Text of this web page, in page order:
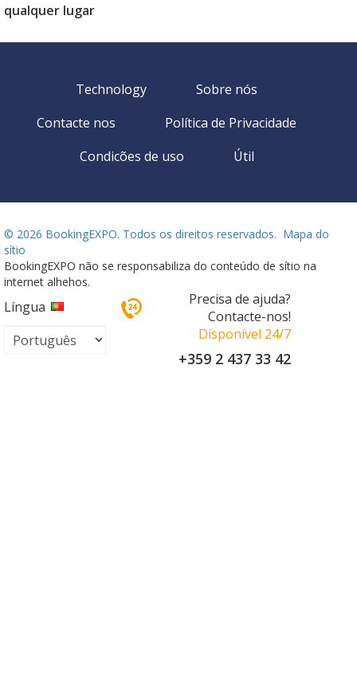
qualquer lugar
Technology
Sobre nós
Contacte nos
Política de Privacidade
Condicões de uso
Útil
© 2026 BookingEXPO. Todos os direitos reservados. Mapa do
sítio
BookingEXPO não se responsabiliza do conteúdo de sítio na
internet alhehos.
Língua
Precisa de ajuda?
Contacte-nos!
Disponível 24/7
+359 2 437 33 42